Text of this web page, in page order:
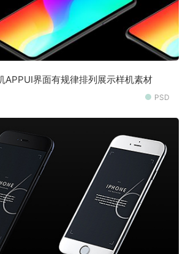
APPUI界面有规律排列展示样机素材
PSD